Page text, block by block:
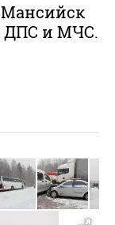
ДПС и МЧС.